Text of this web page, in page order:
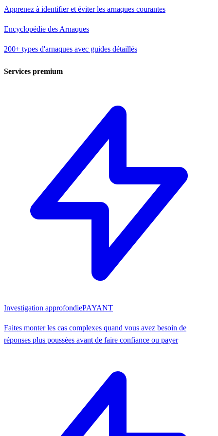
Apprenez à identifier et éviter les arnaques courantes
Encyclopédie des Arnaques
200+ types d'arnaques avec guides détaillés
Services premium
Investigation approfondiePAYANT
Faites monter les cas complexes quand vous avez besoin de
réponses plus poussées avant de faire confiance ou payer